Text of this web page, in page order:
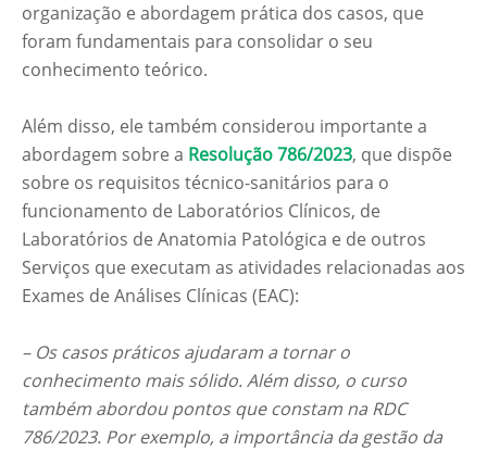
organização e abordagem prática dos casos, que
foram fundamentais para consolidar o seu
conhecimento teórico.
Além disso, ele também considerou importante a
abordagem sobre a Resolução 786/2023, que dispõe
sobre os requisitos técnico-sanitários para o
funcionamento de Laboratórios Clínicos, de
Laboratórios de Anatomia Patológica e de outros
Serviços que executam as atividades relacionadas aos
Exames de Análises Clínicas (EAC):
– Os casos práticos ajudaram a tornar o
conhecimento mais sólido. Além disso, o curso
também abordou pontos que constam na RDC
786/2023. Por exemplo, a importância da gestão da